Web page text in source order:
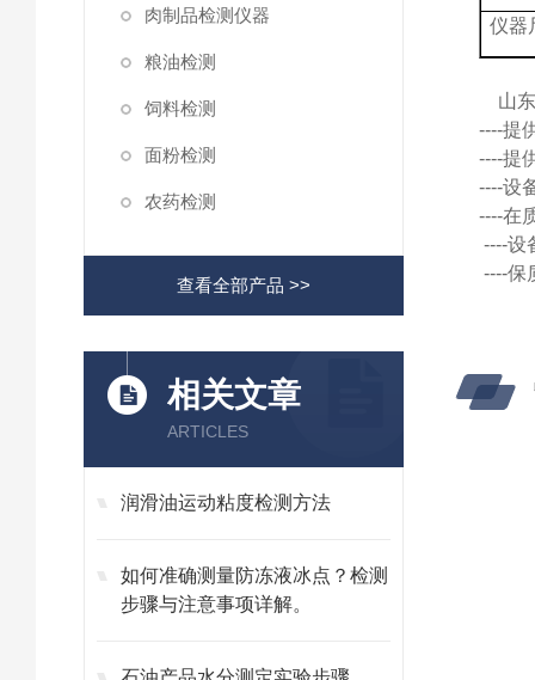
肉制品检测仪器
粮油检测
饲料检测
面粉检测
农药检测
查看全部产品 >>
相关文章
ARTICLES
润滑油运动粘度检测方法
如何准确测量防冻液冰点？检测
步骤与注意事项详解。
仪
山
----提
----提
----设
----在
----设
----保